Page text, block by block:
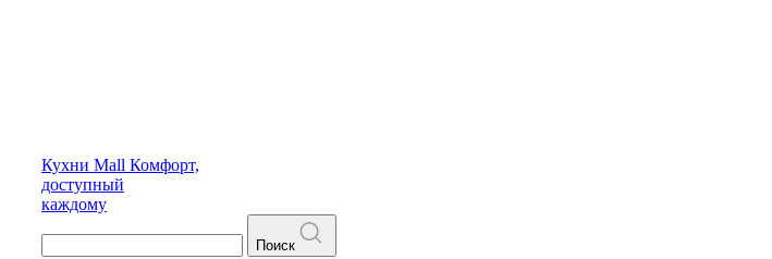
Кухни Mall Комфорт,
доступный
каждому
Поиск